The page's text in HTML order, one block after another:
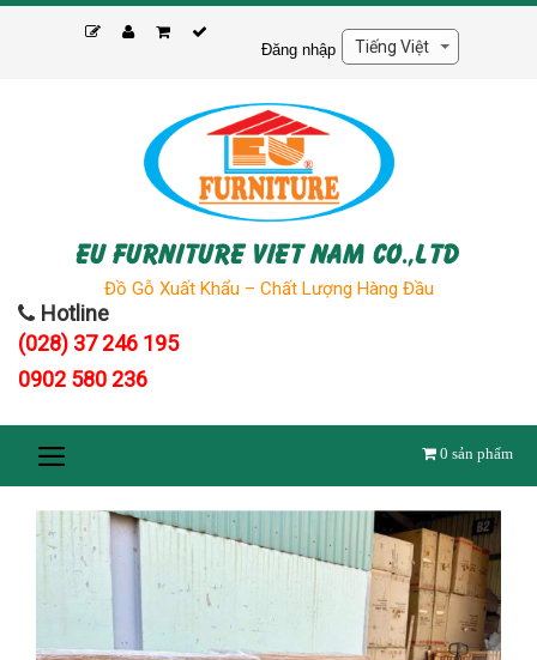
Skip
Đăng nhập
EU FURNITURE VIET NAM CO.,LTD
Đồ Gỗ Xuất Khẩu – Chất Lượng Hàng Đầu
Hotline
(028) 37 246 195
0902 580 236
0 sản phẩm